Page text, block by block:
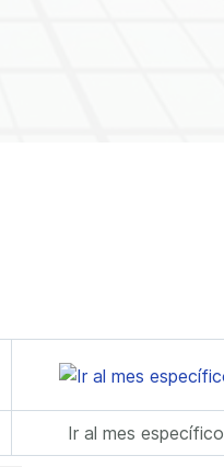
Ir al mes específico